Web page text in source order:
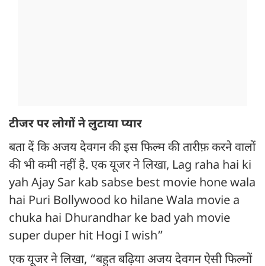
टीजर पर लोगों ने लुटाया प्यार
बता दें कि अजय देवगन की इस फिल्म की तारीफ़ करने वालों
की भी कमी नहीं है. एक यूजर ने लिखा, Lag raha hai ki
yah Ajay Sar kab sabse best movie hone wala
hai Puri Bollywood ko hilane Wala movie a
chuka hai Dhurandhar ke bad yah movie
super duper hit Hogi I wish”
एक यूजर ने लिखा, “बहुत बढ़िया अजय देवगन ऐसी फिल्मों